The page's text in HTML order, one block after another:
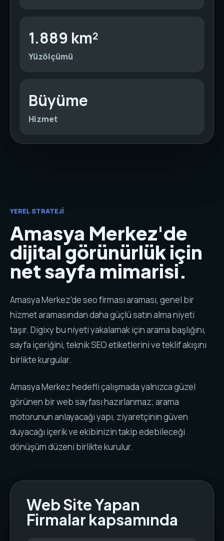
1.889 km²
Yüzölçümü
Büyüme
Hizmet
YEREL STRATEJI
Amasya Merkez'de
dijital görünürlük için
net sayfa mimarisi.
Amasya Merkez'de seo firması araması, genel bir
hizmet aramasından daha güçlü satın alma niyeti
taşır. Digixy bu niyeti yakalamak için arama başlığını,
sayfa içeriğini, teknik SEO etiketlerini ve teklif akışını
birlikte kurgular.
Amasya Merkez hedefli çalışmada yalnızca güzel
görünen bir web sayfası hazırlanmaz; arama
motorunun anlayacağı yapı, ziyaretçinin güven
duyacağı içerik ve ekibinizin takip edebileceği
dönüşüm düzeni birlikte kurulur.
Web Site Yapan
Firmalar kapsamında